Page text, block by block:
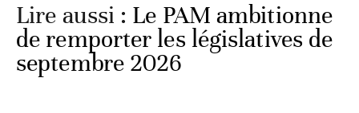
Lire aussi : Le PAM ambitionne
de remporter les législatives de
septembre 2026